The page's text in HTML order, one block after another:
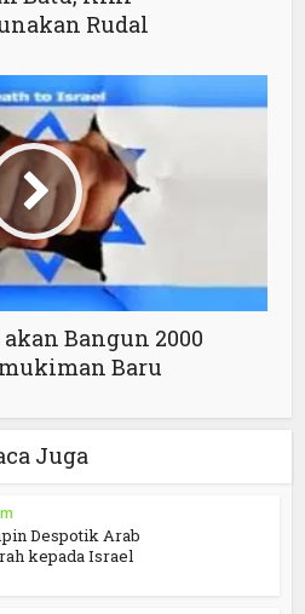
Rudal
Bangun 2000
Baru
Juga
Despotik Arab
kepada Israel